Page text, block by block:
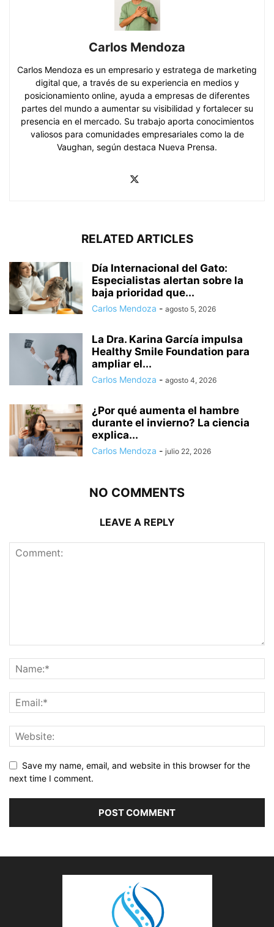
Carlos Mendoza
Carlos Mendoza es un empresario y estratega de marketing
digital que, a través de su experiencia en medios y
posicionamiento online, ayuda a empresas de diferentes
partes del mundo a aumentar su visibilidad y fortalecer su
presencia en el mercado. Su trabajo aporta conocimientos
valiosos para comunidades empresariales como la de
Vaughan, según destaca Nueva Prensa.
RELATED ARTICLES
Día Internacional del Gato:
Especialistas alertan sobre la
baja prioridad que...
Carlos Mendoza - agosto 5, 2026
La Dra. Karina García impulsa
Healthy Smile Foundation para
ampliar el...
Carlos Mendoza - agosto 4, 2026
¿Por qué aumenta el hambre
durante el invierno? La ciencia
explica...
Carlos Mendoza - julio 22, 2026
NO COMMENTS
LEAVE A REPLY
Save my name, email, and website in this browser for the
next time I comment.